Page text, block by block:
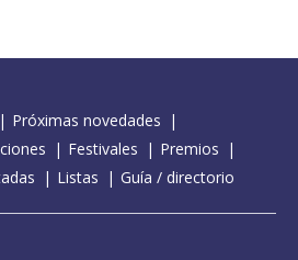
Próximas novedades
Festivales
Premios
Listas Guía / directorio